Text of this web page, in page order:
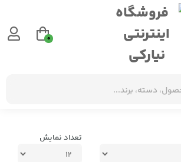
3 گیاه مارچوب
تعداد نمایش
0